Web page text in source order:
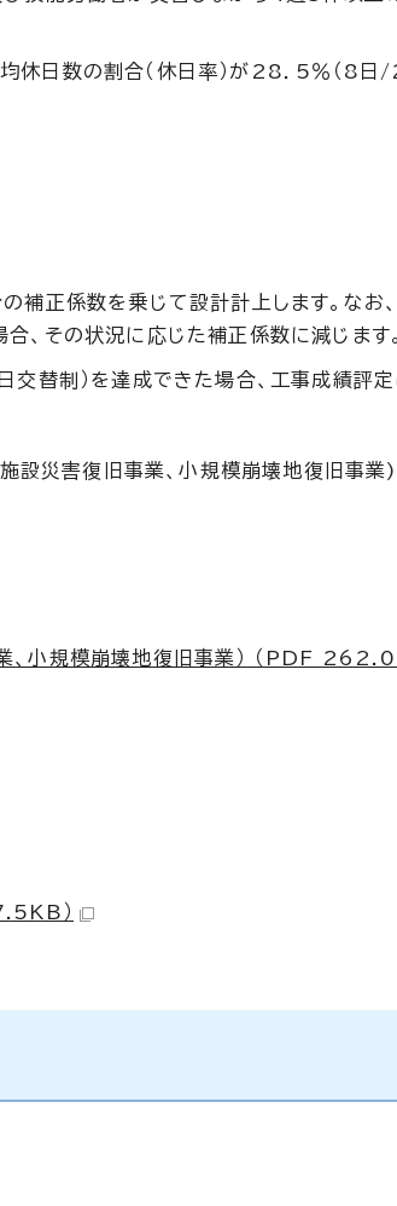
日数の割合（休日率）が28．5％（8日
正係数を乗じて設計計上します。なお
、その状況に応じた補正係数に減じます。
替制）を達成できた場合、工事成績評
災害復旧事業、小規模崩壊地復旧事業)
、小規模崩壊地復旧事業） （PDF
）